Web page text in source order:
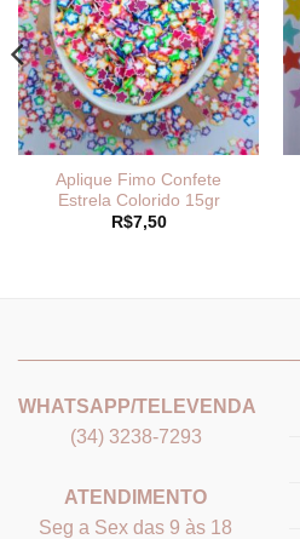
Aplique Fimo Confete
Estrela Colorido 15gr
R$7,50
WHATSAPP/TELEVENDA
(34) 3238-7293
ATENDIMENTO
Seg a Sex das 9 às 18